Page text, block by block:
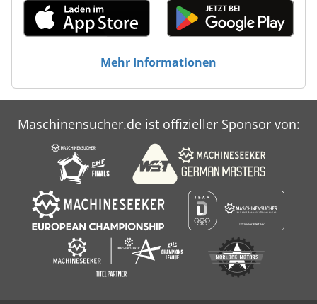
Mehr Informationen
Maschinensucher.de ist offizieller Sponsor von: